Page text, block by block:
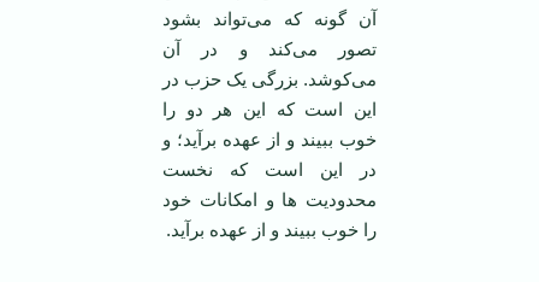
آن گونه که می‌تواند بشود
تصور می‌کند و در آن
می‌کوشد. بزرگی یک حزب در
این است که این هر دو را
خوب ببیند و از عهده برآید؛ و
در این است که نخست
محدودیت ها و امکانات خود
را خوب ببیند و از عهده برآید.